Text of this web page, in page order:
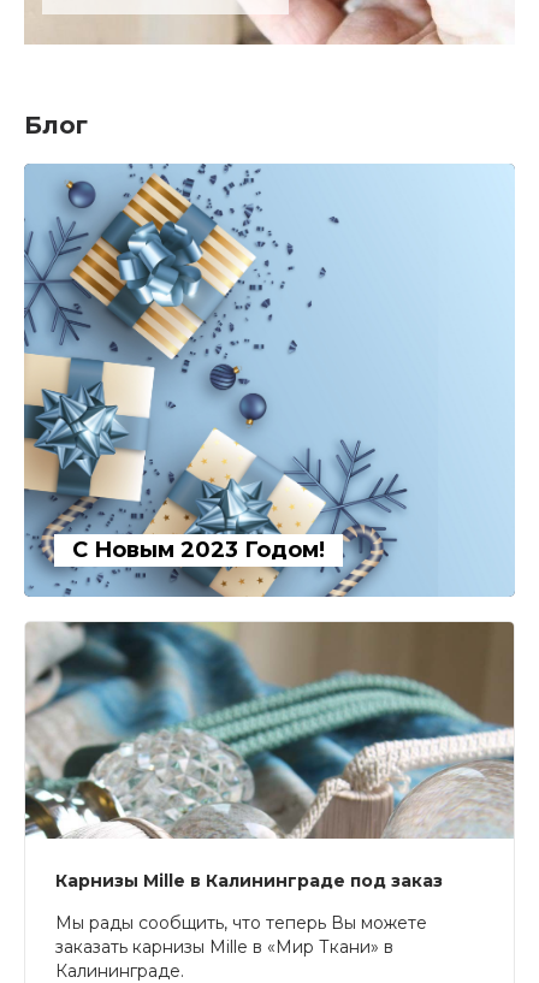
Блог
С Новым 2023 Годом!
Карнизы Mille в Калининграде под заказ
Мы рады сообщить, что теперь Вы можете
заказать карнизы Mille в «Мир Ткани» в
Калининграде.